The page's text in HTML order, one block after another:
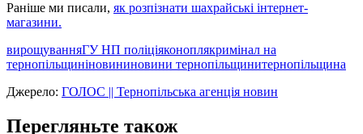
Раніше ми писали, як розпізнати шахрайські інтернет-
магазини.
вирощуванняГУ НП поліціяконоплякримінал на
тернопільщиніновининовини тернопільщинитернопільщина
Джерело: ГОЛОС || Тернопільська агенція новин
Перегляньте також